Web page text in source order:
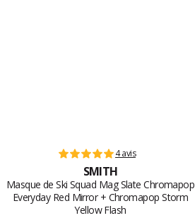
4 avis
SMITH
Masque de Ski Squad Mag Slate Chromapop
Everyday Red Mirror + Chromapop Storm
Yellow Flash